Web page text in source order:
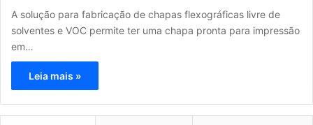
A solução para fabricação de chapas flexográficas livre de
solventes e VOC permite ter uma chapa pronta para impressão
em…
Leia mais »